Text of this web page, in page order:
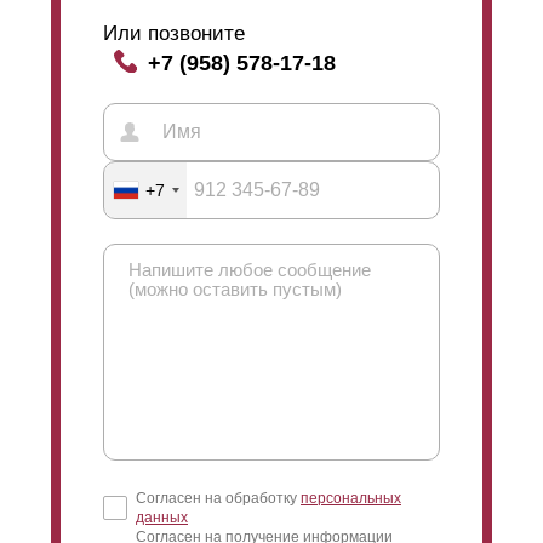
картинке, расположенной выше на странице сайта,
можно наглядно ознакомиться с влиянием выбора
нахлеста на угол обзора через забор.
Просматриваемость
сохраняется при любом виде нахлеста, даже в том
случае, еслиламелирасполагаются встык,
отсутствие нахлеста не закрывает полностью обзор
варианта будет немного больше, чем при выборе
нахлеста с минимальным шагом. Таким образом,
отклонения незначительны. При
размещении их внахлест участок остается скрыт от
прохожих. Увидеть ваш участок возможно лишь в том
Или позвоните
+7 (958) 578-17-18
+7
Согласен на обработку персональных
данных
Согласен на получение информации